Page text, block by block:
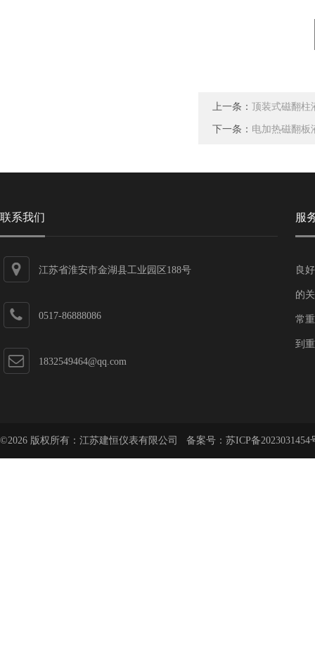
上一条： 顶装式磁翻柱
下一条： 电加热磁翻板
联系我们
江苏省淮安市金湖县工业园区188号
0517-86888086
1832549464@qq.com
服
良
的
常
到
©2026 版权所有：江苏建恒仪表有限公司 备案号： 苏ICP备2023031454